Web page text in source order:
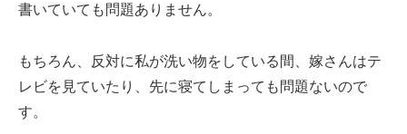
書いていても問題ありません。
もちろん、反対に私が洗い物をしている間、嫁さんはテ
レビを見ていたり、先に寝てしまっても問題ないので
す。